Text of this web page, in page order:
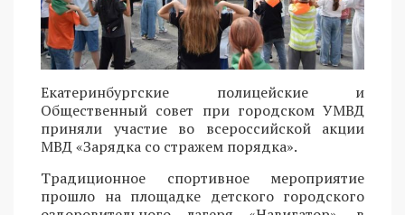
Екатеринбургские полицейские и
Общественный совет при городском УМВД
приняли участие во всероссийской акции
МВД «Зарядка со стражем порядка».
Традиционное спортивное мероприятие
прошло на площадке детского городского